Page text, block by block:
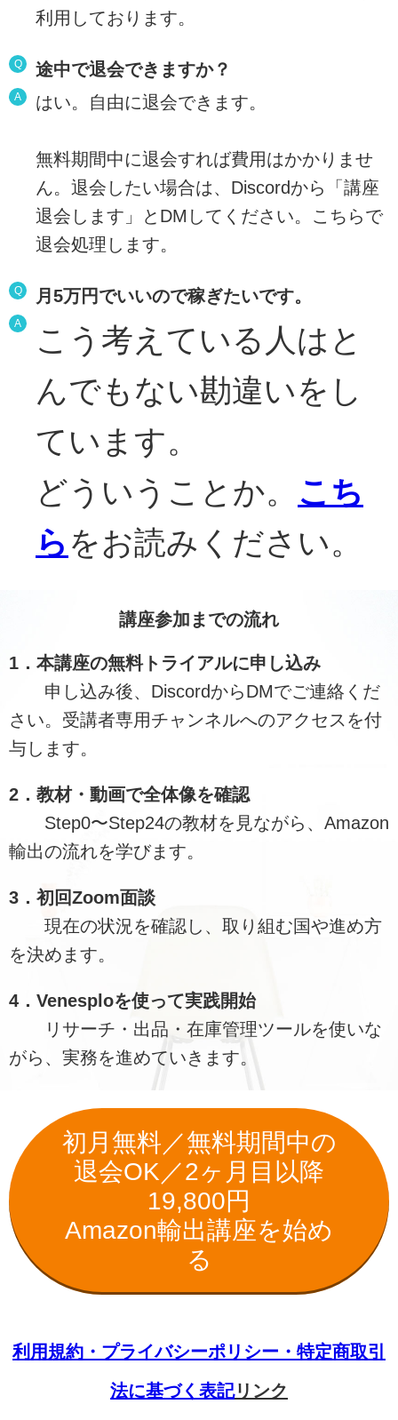
利用しております。
Q 途中で退会できますか？
A はい。自由に退会できます。
無料期間中に退会すれば費用はかかりませ
ん。退会したい場合は、Discordから「講座
退会します」とDMしてください。こちらで
退会処理します。
Q 月5万円でいいので稼ぎたいです。
A
こう考えている人はと
んでもない勘違いをし
ています。
どういうことか。 こち
ら をお読みください。
講座参加までの流れ
1．本講座の無料トライアルに申し込み
申し込み後、DiscordからDMでご連絡くだ
さい。受講者専用チャンネルへのアクセスを付
与します。
2．教材・動画で全体像を確認
Step0〜Step24の教材を見ながら、Amazon
輸出の流れを学びます。
3．初回Zoom面談
現在の状況を確認し、取り組む国や進め方
を決めます。
4．Venesploを使って実践開始
リサーチ・出品・在庫管理ツールを使いな
がら、実務を進めていきます。
初月無料／無料期間中の
退会OK／2ヶ月目以降
19,800円
Amazon輸出講座を始め
る
利用規約・プライバシーポリシー・特定商取引
法に基づく表記リンク